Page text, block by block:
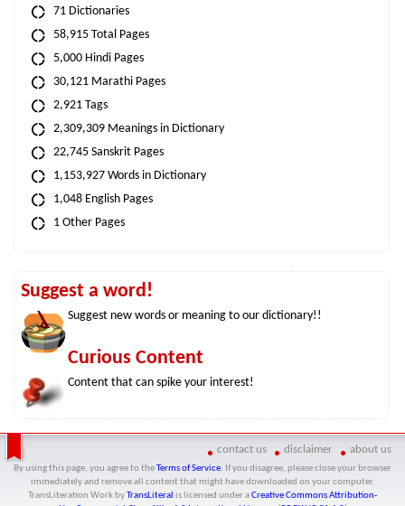
71 Dictionaries
58,915 Total Pages
5,000 Hindi Pages
30,121 Marathi Pages
2,921 Tags
2,309,309 Meanings in Dictionary
22,745 Sanskrit Pages
1,153,927 Words in Dictionary
1,048 English Pages
1 Other Pages
Suggest a word!
Suggest new words or meaning to our dictionary!!
Curious Content
Content that can spike your interest!
contact us disclaimer about us
By using this page, you agree to the Terms of Service. If you disagree, please close your browser
immediately and remove all content that might have downloaded on your computer.
TransLiteration Workby TransLiteral is licensed under aCreative Commons Attribution-